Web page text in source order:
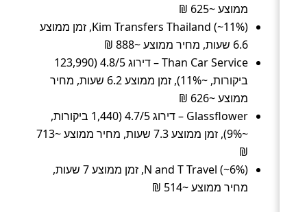
ממוצע ~625 ₪
Kim Transfers Thailand (~11%), זמן ממוצע
6.6 שעות, מחיר ממוצע ~888 ₪
Than Car Service – דירוג 4.8/5 (123,990
ביקורות, ~11%), זמן ממוצע 6.2 שעות, מחיר
ממוצע ~626 ₪
Glassflower – דירוג 4.7/5 (1,440 ביקורות,
~9%), זמן ממוצע 7.3 שעות, מחיר ממוצע ~713
₪
N and T Travel (~6%), זמן ממוצע 7 שעות,
מחיר ממוצע ~514 ₪